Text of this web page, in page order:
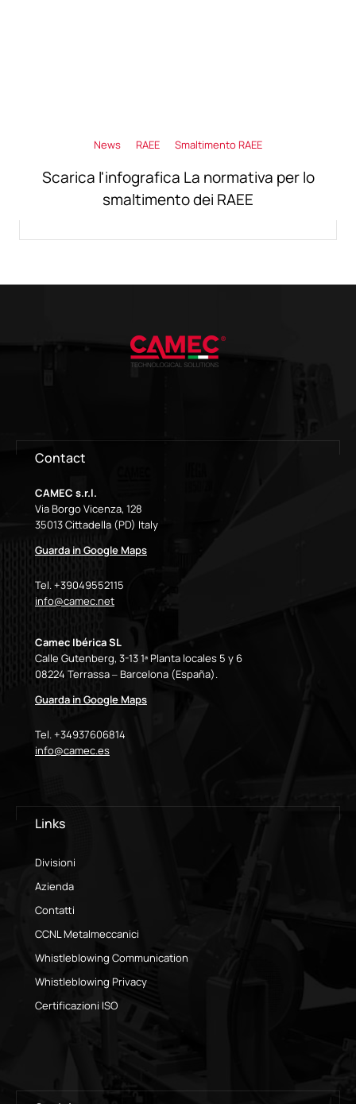
News RAEE Smaltimento RAEE
Scarica l'infografica La normativa per lo
smaltimento dei RAEE
Contact
CAMEC s.r.l.
Via Borgo Vicenza, 128
35013 Cittadella (PD) Italy
Guarda in Google Maps
Tel. +39049552115
info@camec.net
Camec Ibérica SL
Calle Gutenberg, 3-13 1ª Planta locales 5 y 6
08224 Terrassa – Barcelona (España).
Guarda in Google Maps
Tel. +34937606814
info@camec.es
Links
Divisioni
Azienda
Contatti
CCNL Metalmeccanici
Whistleblowing Communication
Whistleblowing Privacy
Certificazioni ISO